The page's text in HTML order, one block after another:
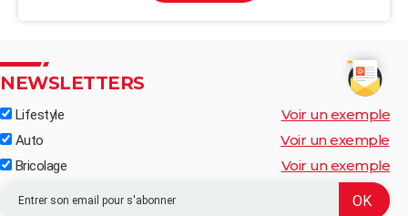
NEWSLETTERS
Lifestyle Voir un exemple
Auto Voir un exemple
Bricolage Voir un exemple